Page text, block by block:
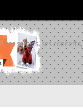
sorties, ses concerts,